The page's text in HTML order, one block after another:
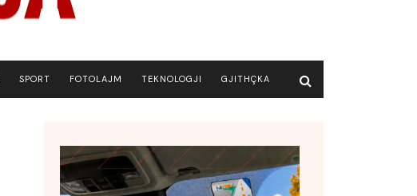
SPORT FOTOLAJM TEKNOLOGJI GJITHÇKA